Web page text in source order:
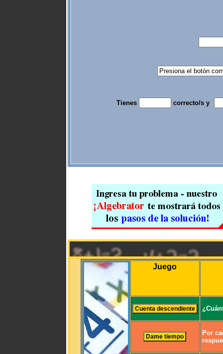
Tienes correcto/s y
Juego
Por